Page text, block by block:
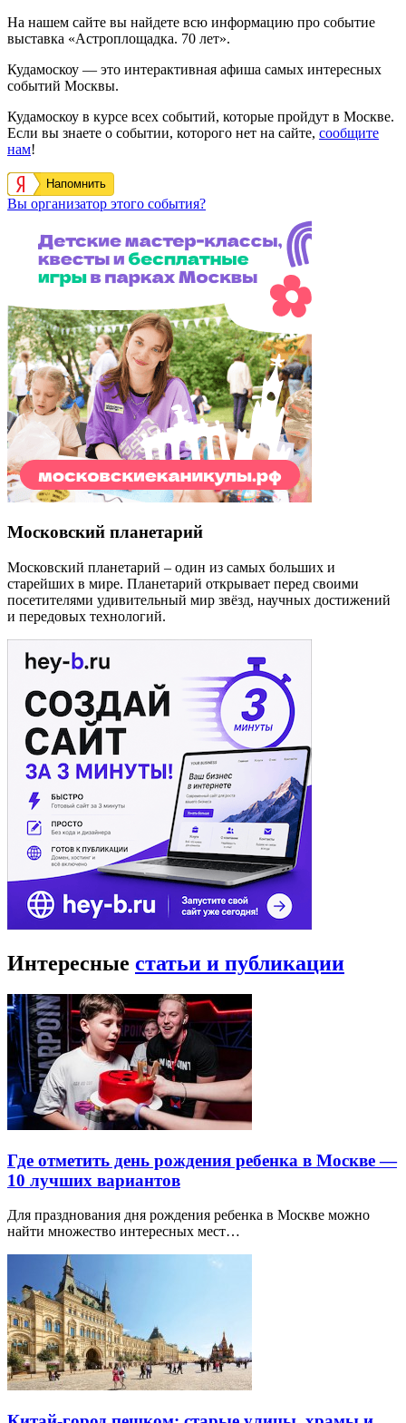
На нашем сайте вы найдете всю информацию про событие
выставка «Астроплощадка. 70 лет».
Кудамоскоу — это интерактивная афиша самых интересных
событий Москвы.
Кудамоскоу в курсе всех событий, которые пройдут в Москве.
Если вы знаете о событии, которого нет на сайте, сообщите
нам!
Напомнить
Вы организатор этого события?
Московский планетарий
Московский планетарий – один из самых больших и
старейших в мире. Планетарий открывает перед своими
посетителями удивительный мир звёзд, научных достижений
и передовых технологий.
Интересные статьи и публикации
Где отметить день рождения ребенка в Москве —
10 лучших вариантов
Для празднования дня рождения ребенка в Москве можно
найти множество интересных мест…